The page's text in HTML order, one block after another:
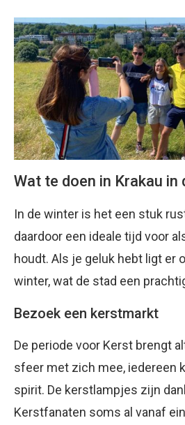
Wat te doen in Krakau in
In de winter is het een stuk
daardoor een ideale tijd voor
houdt. Als je geluk hebt ligt er
winter, wat de stad een
Bezoek een kerstmarkt
De periode voor Kerst brengt
sfeer met zich mee, iedereen
spirit. De kerstlampjes zijn
Kerstfanaten soms al vanaf